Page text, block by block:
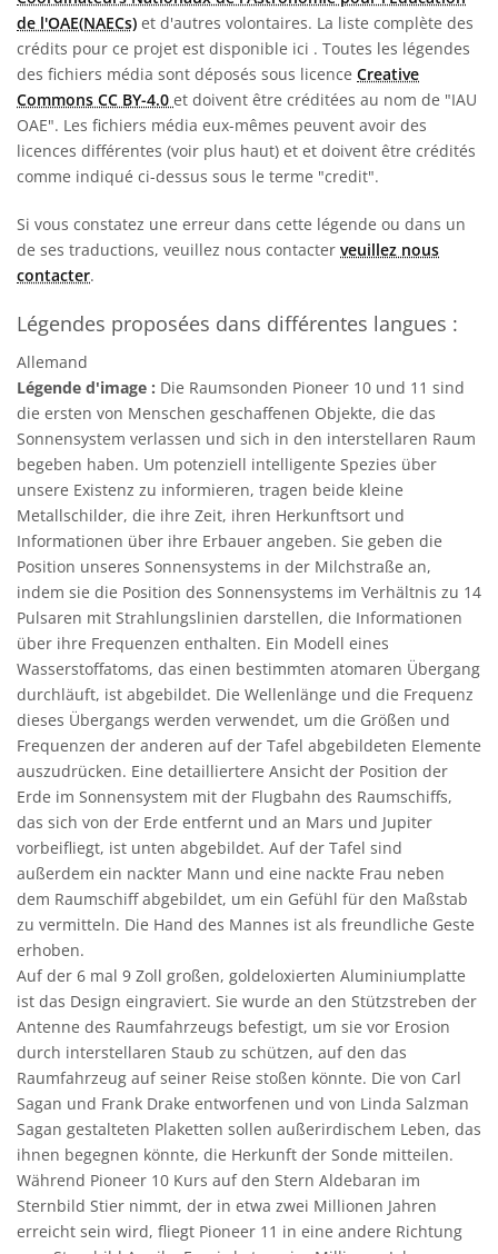
de l'OAE(NAECs) et d'autres volontaires. La liste complète des
crédits pour ce projet est disponible ici . Toutes les légendes
des fichiers média sont déposés sous licence Creative
Commons CC BY-4.0 et doivent être créditées au nom de "IAU
OAE". Les fichiers média eux-mêmes peuvent avoir des
licences différentes (voir plus haut) et et doivent être crédités
comme indiqué ci-dessus sous le terme "credit".
Si vous constatez une erreur dans cette légende ou dans un
de ses traductions, veuillez nous contacter veuillez nous
contacter.
Légendes proposées dans différentes langues :
Allemand
Légende d'image : Die Raumsonden Pioneer 10 und 11 sind
die ersten von Menschen geschaffenen Objekte, die das
Sonnensystem verlassen und sich in den interstellaren Raum
begeben haben. Um potenziell intelligente Spezies über
unsere Existenz zu informieren, tragen beide kleine
Metallschilder, die ihre Zeit, ihren Herkunftsort und
Informationen über ihre Erbauer angeben. Sie geben die
Position unseres Sonnensystems in der Milchstraße an,
indem sie die Position des Sonnensystems im Verhältnis zu 14
Pulsaren mit Strahlungslinien darstellen, die Informationen
über ihre Frequenzen enthalten. Ein Modell eines
Wasserstoffatoms, das einen bestimmten atomaren Übergang
durchläuft, ist abgebildet. Die Wellenlänge und die Frequenz
dieses Übergangs werden verwendet, um die Größen und
Frequenzen der anderen auf der Tafel abgebildeten Elemente
auszudrücken. Eine detailliertere Ansicht der Position der
Erde im Sonnensystem mit der Flugbahn des Raumschiffs,
das sich von der Erde entfernt und an Mars und Jupiter
vorbeifliegt, ist unten abgebildet. Auf der Tafel sind
außerdem ein nackter Mann und eine nackte Frau neben
dem Raumschiff abgebildet, um ein Gefühl für den Maßstab
zu vermitteln. Die Hand des Mannes ist als freundliche Geste
erhoben.
Auf der 6 mal 9 Zoll großen, goldeloxierten Aluminiumplatte
ist das Design eingraviert. Sie wurde an den Stützstreben der
Antenne des Raumfahrzeugs befestigt, um sie vor Erosion
durch interstellaren Staub zu schützen, auf den das
Raumfahrzeug auf seiner Reise stoßen könnte. Die von Carl
Sagan und Frank Drake entworfenen und von Linda Salzman
Sagan gestalteten Plaketten sollen außerirdischem Leben, das
ihnen begegnen könnte, die Herkunft der Sonde mitteilen.
Während Pioneer 10 Kurs auf den Stern Aldebaran im
Sternbild Stier nimmt, der in etwa zwei Millionen Jahren
erreicht sein wird, fliegt Pioneer 11 in eine andere Richtung